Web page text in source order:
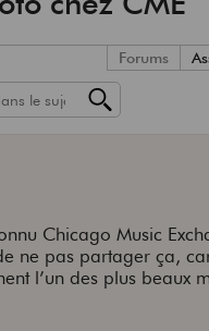
Forums
Chicago Music
ne pas partager ça,
l’un des plus beaux